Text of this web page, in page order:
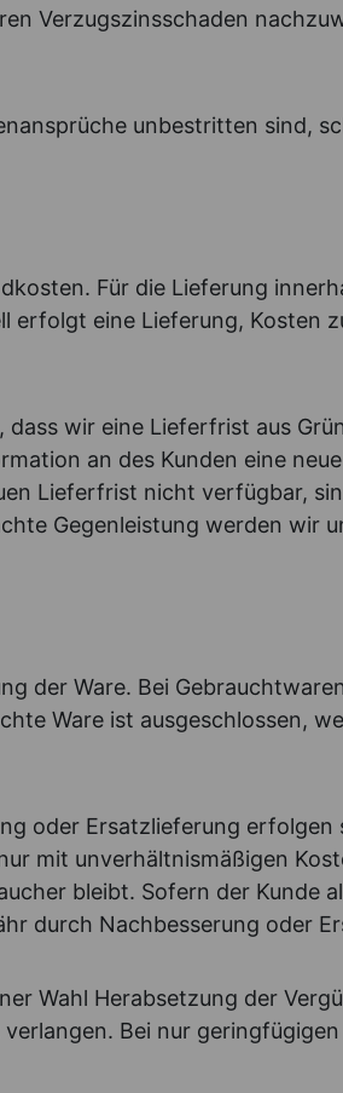
Verzugszinsschaden
unbestritten sind,
Für die Lieferung
erfolgt eine Lieferung, Kosten
wir eine Lieferfrist aus
an des Kunden eine
Lieferfrist nicht verfügbar,
Gegenleistung werden wir
der Ware. Bei
Ware ist ausgeschlossen,
oder Ersatzlieferung erfolgen
mit unverhältnismäßigen
bleibt. Sofern der Kunde
durch Nachbesserung oder
Wahl Herabsetzung der
Bei nur